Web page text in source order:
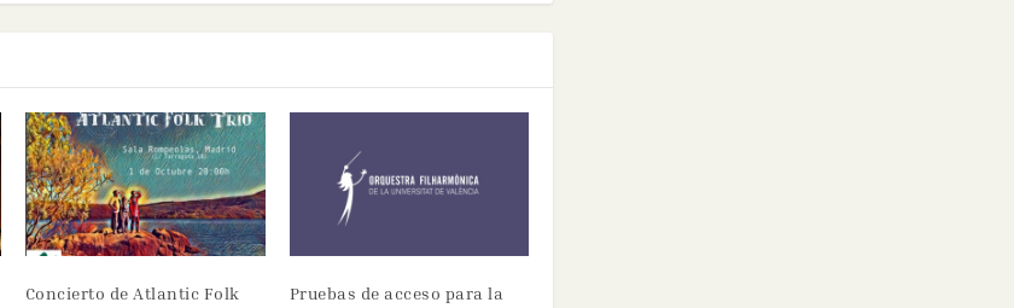
Concierto de Atlantic Folk
Pruebas de acceso para la